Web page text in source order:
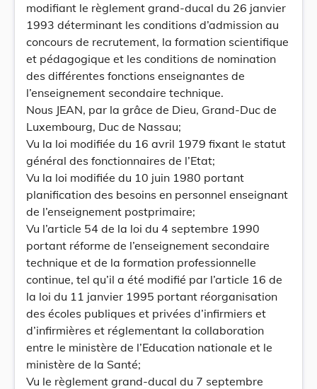
modifiant le règlement grand-ducal du 26 janvier
1993 déterminant les conditions d’admission au
concours de recrutement, la formation scientifique
et pédagogique et les conditions de nomination
des différentes fonctions enseignantes de
l’enseignement secondaire technique.
Nous JEAN, par la grâce de Dieu, Grand-Duc de
Luxembourg, Duc de Nassau;
Vu la loi modifiée du 16 avril 1979 fixant le statut
général des fonctionnaires de l’Etat;
Vu la loi modifiée du 10 juin 1980 portant
planification des besoins en personnel enseignant
de l’enseignement postprimaire;
Vu l’article 54 de la loi du 4 septembre 1990
portant réforme de l’enseignement secondaire
technique et de la formation professionnelle
continue, tel qu’il a été modifié par l’article 16 de
la loi du 11 janvier 1995 portant réorganisation
des écoles publiques et privées d’infirmiers et
d’infirmières et réglementant la collaboration
entre le ministère de l’Education nationale et le
ministère de la Santé;
Vu le règlement grand-ducal du 7 septembre